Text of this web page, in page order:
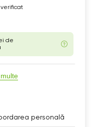
de
personală